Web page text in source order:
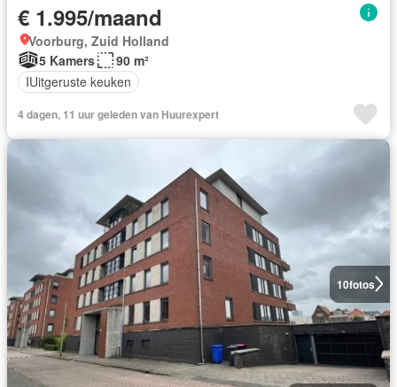
€ 1.995/maand
Voorburg, Zuid Holland
5 Kamers
90 m²
IUitgeruste keuken
4 dagen, 11 uur geleden van Huurexpert
10fotos